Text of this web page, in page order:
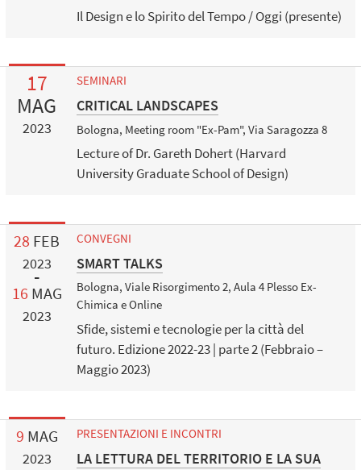
Il Design e lo Spirito del Tempo / Oggi (presente)
17
MAG
2023
SEMINARI
CRITICAL LANDSCAPES
Bologna, Meeting room "Ex-Pam", Via Saragozza 8
Lecture of Dr. Gareth Dohert (Harvard
University Graduate School of Design)
28 FEB
2023
16 MAG
2023
CONVEGNI
SMART TALKS
Bologna, Viale Risorgimento 2, Aula 4 Plesso Ex-
Chimica e Online
Sfide, sistemi e tecnologie per la città del
futuro. Edizione 2022-23 | parte 2 (Febbraio –
Maggio 2023)
9 MAG
2023
PRESENTAZIONI E INCONTRI
LA LETTURA DEL TERRITORIO E LA SUA